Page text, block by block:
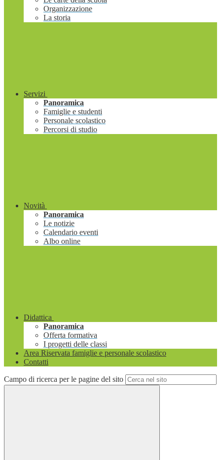
Organizzazione
La storia
Servizi
Panoramica
Famiglie e studenti
Personale scolastico
Percorsi di studio
Novità
Panoramica
Le notizie
Calendario eventi
Albo online
Didattica
Panoramica
Offerta formativa
I progetti delle classi
Area Riservata famiglie e personale scolastico
Contatti
Campo di ricerca per le pagine del sito